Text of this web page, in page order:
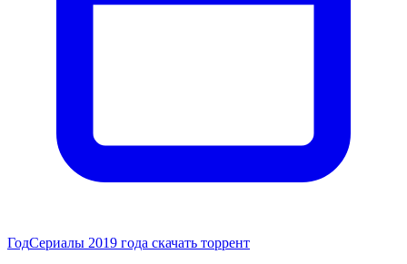
ГодСериалы 2019 года скачать торрент